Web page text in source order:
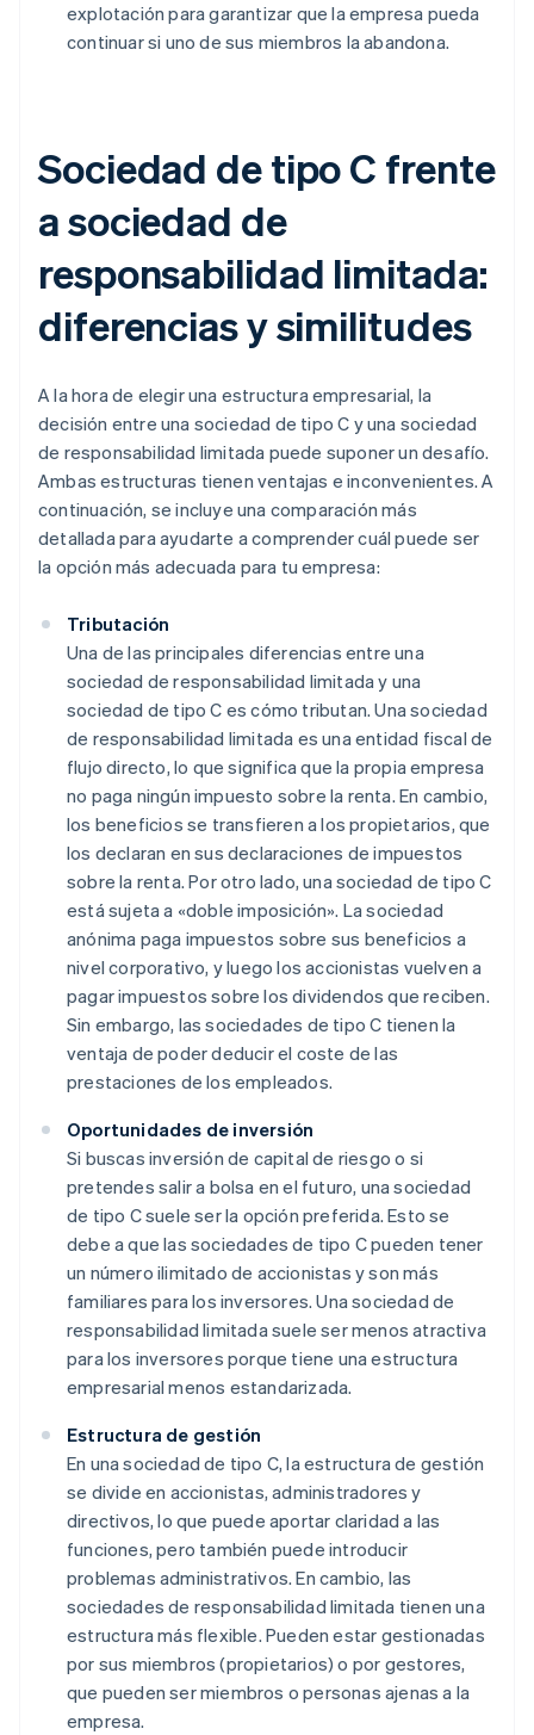
explotación para garantizar que la empresa pueda
continuar si uno de sus miembros la abandona.
Sociedad de tipo C frente
a sociedad de
responsabilidad limitada:
diferencias y similitudes
A la hora de elegir una estructura empresarial, la
decisión entre una sociedad de tipo C y una sociedad
de responsabilidad limitada puede suponer un desafío.
Ambas estructuras tienen ventajas e inconvenientes. A
continuación, se incluye una comparación más
detallada para ayudarte a comprender cuál puede ser
la opción más adecuada para tu empresa:
Tributación
Una de las principales diferencias entre una
sociedad de responsabilidad limitada y una
sociedad de tipo C es cómo tributan. Una sociedad
de responsabilidad limitada es una entidad fiscal de
flujo directo, lo que significa que la propia empresa
no paga ningún impuesto sobre la renta. En cambio,
los beneficios se transfieren a los propietarios, que
los declaran en sus declaraciones de impuestos
sobre la renta. Por otro lado, una sociedad de tipo C
está sujeta a «doble imposición». La sociedad
anónima paga impuestos sobre sus beneficios a
nivel corporativo, y luego los accionistas vuelven a
pagar impuestos sobre los dividendos que reciben.
Sin embargo, las sociedades de tipo C tienen la
ventaja de poder deducir el coste de las
prestaciones de los empleados.
Oportunidades de inversión
Si buscas inversión de capital de riesgo o si
pretendes salir a bolsa en el futuro, una sociedad
de tipo C suele ser la opción preferida. Esto se
debe a que las sociedades de tipo C pueden tener
un número ilimitado de accionistas y son más
familiares para los inversores. Una sociedad de
responsabilidad limitada suele ser menos atractiva
para los inversores porque tiene una estructura
empresarial menos estandarizada.
Estructura de gestión
En una sociedad de tipo C, la estructura de gestión
se divide en accionistas, administradores y
directivos, lo que puede aportar claridad a las
funciones, pero también puede introducir
problemas administrativos. En cambio, las
sociedades de responsabilidad limitada tienen una
estructura más flexible. Pueden estar gestionadas
por sus miembros (propietarios) o por gestores,
que pueden ser miembros o personas ajenas a la
empresa.